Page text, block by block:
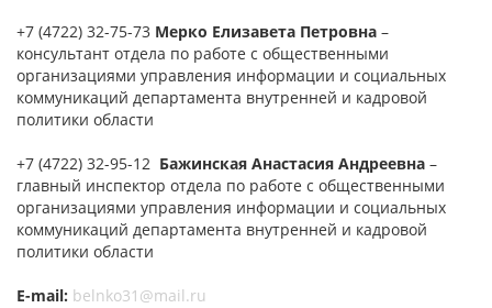
+7 (4722) 32-75-73 Мерко Елизавета Петровна –
консультант отдела по работе с общественными
организациями управления информации и социальных
коммуникаций департамента внутренней и кадровой
политики области
+7 (4722) 32-95-12 Бажинская Анастасия Андреевна –
главный инспектор отдела по работе с общественными
организациями управления информации и социальных
коммуникаций департамента внутренней и кадровой
политики области
E-mail: belnko31@mail.ru